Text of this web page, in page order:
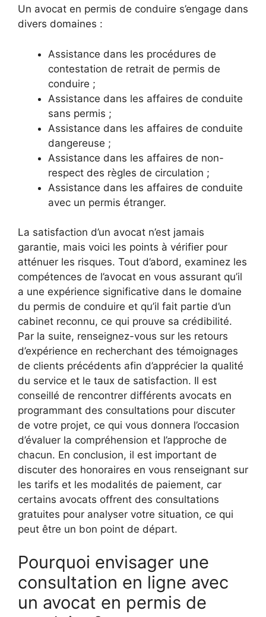
Un avocat en permis de conduire s’engage dans
divers domaines :
Assistance dans les procédures de
contestation de retrait de permis de
conduire ;
Assistance dans les affaires de conduite
sans permis ;
Assistance dans les affaires de conduite
dangereuse ;
Assistance dans les affaires de non-
respect des règles de circulation ;
Assistance dans les affaires de conduite
avec un permis étranger.
La satisfaction d’un avocat n’est jamais
garantie, mais voici les points à vérifier pour
atténuer les risques. Tout d’abord, examinez les
compétences de l’avocat en vous assurant qu’il
a une expérience significative dans le domaine
du permis de conduire et qu’il fait partie d’un
cabinet reconnu, ce qui prouve sa crédibilité.
Par la suite, renseignez-vous sur les retours
d’expérience en recherchant des témoignages
de clients précédents afin d’apprécier la qualité
du service et le taux de satisfaction. Il est
conseillé de rencontrer différents avocats en
programmant des consultations pour discuter
de votre projet, ce qui vous donnera l’occasion
d’évaluer la compréhension et l’approche de
chacun. En conclusion, il est important de
discuter des honoraires en vous renseignant sur
les tarifs et les modalités de paiement, car
certains avocats offrent des consultations
gratuites pour analyser votre situation, ce qui
peut être un bon point de départ.
Pourquoi envisager une
consultation en ligne avec
un avocat en permis de